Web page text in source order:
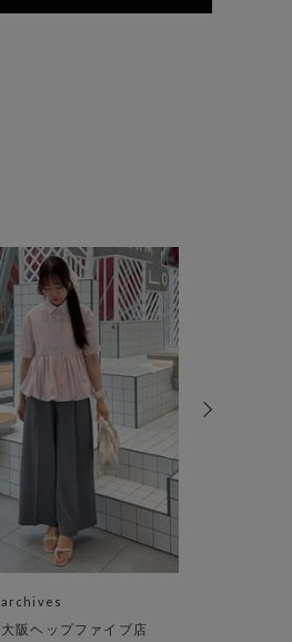
archives
大阪ヘップファイブ店